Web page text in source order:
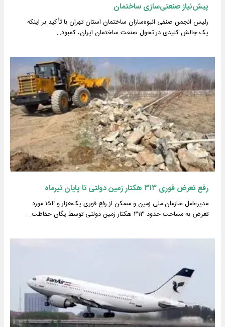
پیش‌نیاز صنعتی‌سازی ساختمان
رئیس انجمن صنفی انبوه‌سازان ساختمان استان تهران با تأکید بر اینکه
یک چالش کلیدی در تحول صنعت ساختمان ایران، کمبود…
رفع تعرض فوری ۳۱۳ هکتار زمین دولتی تا پایان تیرماه
مدیرعامل سازمان ملی زمین و مسکن از رفع فوری یک‌هزار و ۱۵۴ مورد
تعرض به مساحت حدود ۳۱۳ هکتار زمین دولتی توسط یگان حفاظت…